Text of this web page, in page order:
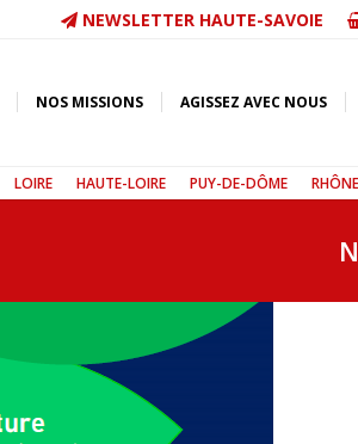
NEWSLETTER HAUTE-SAVOIE
NOS MISSIONS AGISSEZ AVEC NOUS
LOIRE HAUTE-LOIRE PUY-DE-DÔME RHÔNE